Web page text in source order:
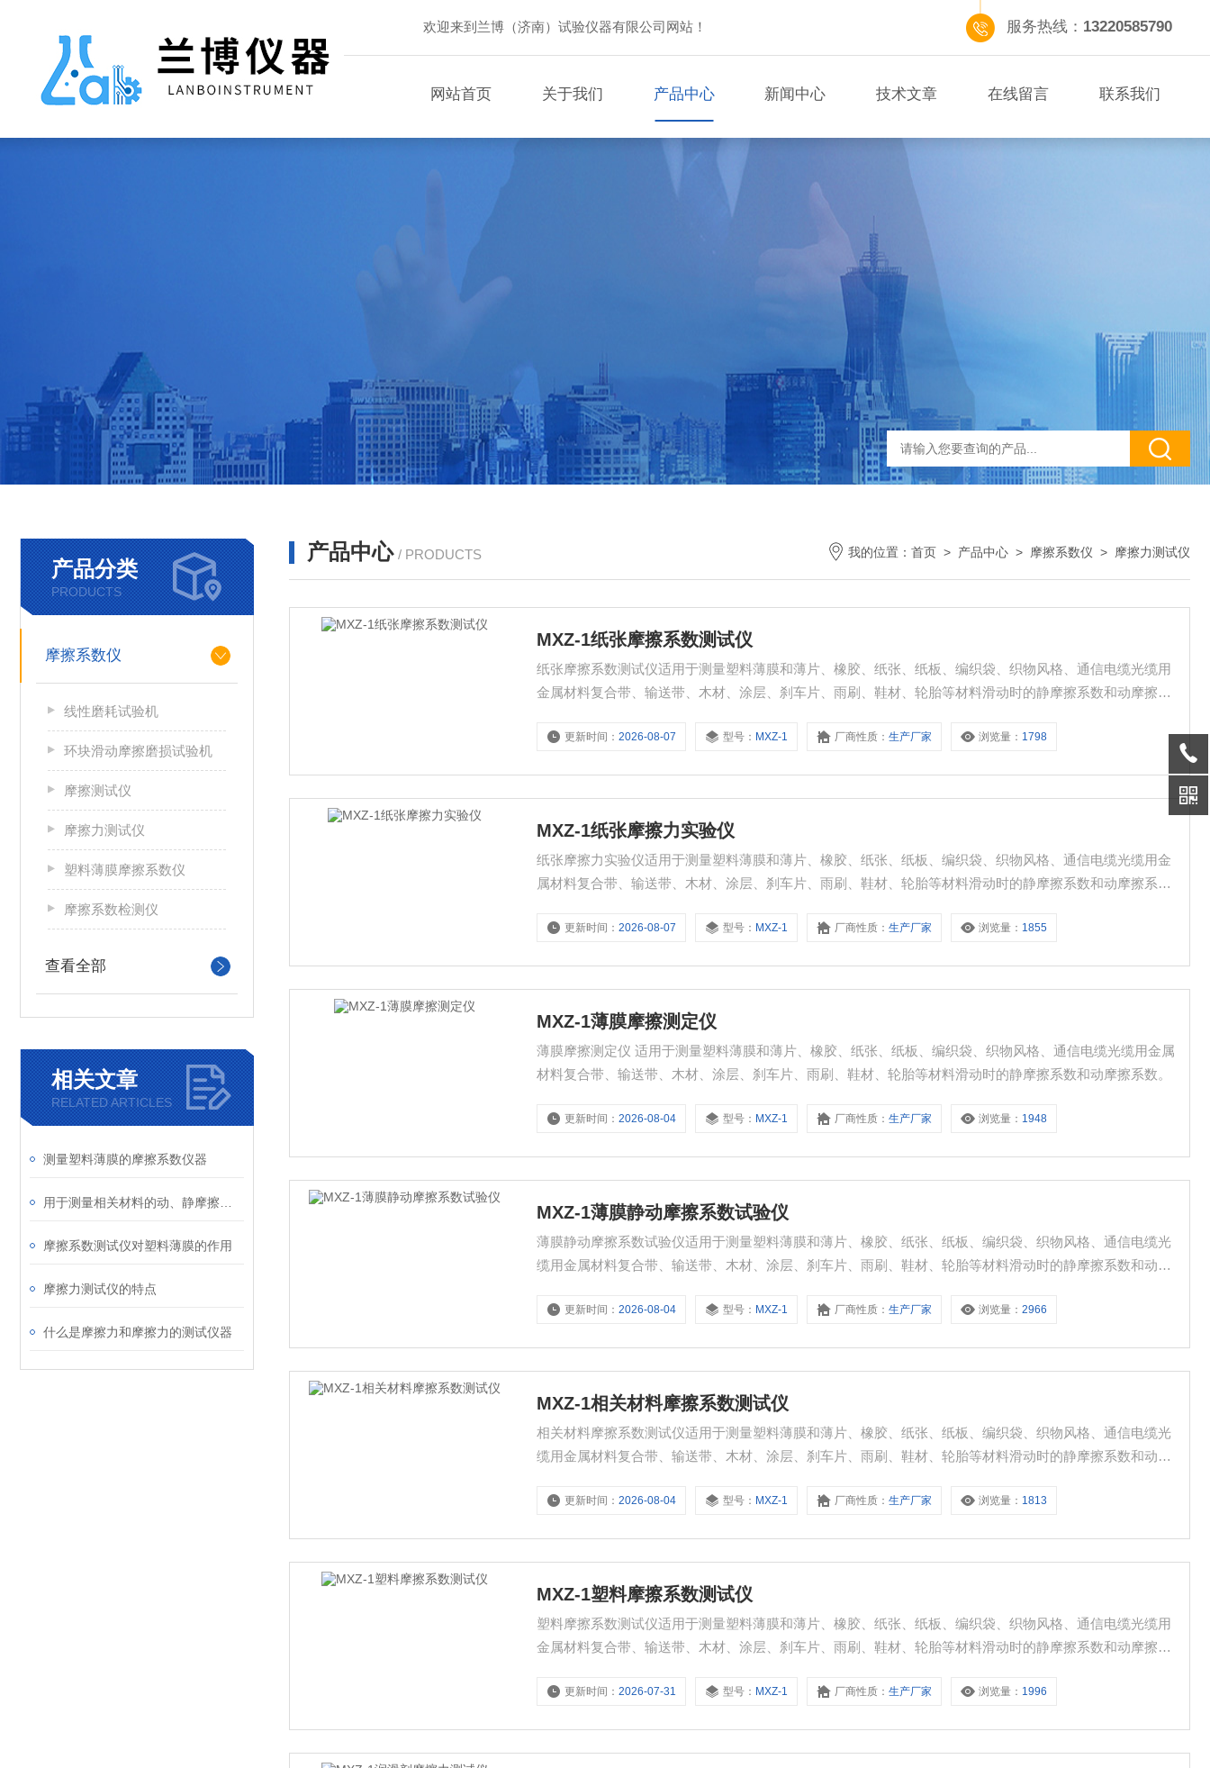
欢迎来到兰博（济南）试验仪器有限公司网站！ 服务热线： 13220585790
网站首页 关于我们 产品中心 新闻中心 技术文章 在线留言 联系我们
产品分类
PRODUCTS
摩擦系数仪
线性磨耗试验机
环块滑动摩擦磨损试验机
摩擦测试仪
摩擦力测试仪
塑料薄膜摩擦系数仪
摩擦系数检测仪
查看全部
相关文章
RELATED ARTICLES
测量塑料薄膜的摩擦系数仪器
摩擦系数测试仪对塑料薄膜的作用
摩擦力测试仪的特点
什么是摩擦力和摩擦力的测试仪器
产品中心 / PRODUCTS 我的位置： 首页 > 产品中心 > 摩擦系数仪 > 摩擦力测试仪
MXZ-1纸张摩擦系数测试仪
纸张摩擦系数测试仪适用于测量塑料薄膜和薄片、橡胶、纸张、纸板、编织袋、织物风格、通信电缆光缆用
金属材料复合带、输送带、木材、涂层、刹车片、雨刷、鞋材、轮胎等材料滑动时的静摩擦系数和动摩擦系
更新时间：2026-08-07 型号： MXZ-1 厂商性质：生产厂家 浏览量： 1798
MXZ-1纸张摩擦力实验仪
纸张摩擦力实验仪适用于测量塑料薄膜和薄片、橡胶、纸张、纸板、编织袋、织物风格、通信电缆光缆用金
属材料复合带、输送带、木材、涂层、刹车片、雨刷、鞋材、轮胎等材料滑动时的静摩擦系数和动摩擦系
更新时间：2026-08-07 型号： MXZ-1 厂商性质：生产厂家 浏览量： 1855
MXZ-1薄膜摩擦测定仪
薄膜摩擦测定仪 适用于测量塑料薄膜和薄片、橡胶、纸张、纸板、编织袋、织物风格、通信电缆光缆用金属
材料复合带、输送带、木材、涂层、刹车片、雨刷、鞋材、轮胎等材料滑动时的静摩擦系数和动摩擦系数。
更新时间：2026-08-04 型号： MXZ-1 厂商性质：生产厂家 浏览量： 1948
MXZ-1薄膜静动摩擦系数试验仪
薄膜静动摩擦系数试验仪适用于测量塑料薄膜和薄片、橡胶、纸张、纸板、编织袋、织物风格、通信电缆光
缆用金属材料复合带、输送带、木材、涂层、刹车片、雨刷、鞋材、轮胎等材料滑动时的静摩擦系数和动摩
更新时间：2026-08-04 型号： MXZ-1 厂商性质：生产厂家 浏览量：2966
MXZ-1相关材料摩擦系数测试仪
相关材料摩擦系数测试仪适用于测量塑料薄膜和薄片、橡胶、纸张、纸板、编织袋、织物风格、通信电缆光
缆用金属材料复合带、输送带、木材、涂层、刹车片、雨刷、鞋材、轮胎等材料滑动时的静摩擦系数和动摩
更新时间：2026-08-04 型号： MXZ-1 厂商性质：生产厂家 浏览量： 1813
MXZ-1塑料摩擦系数测试仪
塑料摩擦系数测试仪适用于测量塑料薄膜和薄片、橡胶、纸张、纸板、编织袋、织物风格、通信电缆光缆用
金属材料复合带、输送带、木材、涂层、刹车片、雨刷、鞋材、轮胎等材料滑动时的静摩擦系数和动摩擦系
更新时间：2026-07-31 型号： MXZ-1 厂商性质：生产厂家 浏览量： 1996